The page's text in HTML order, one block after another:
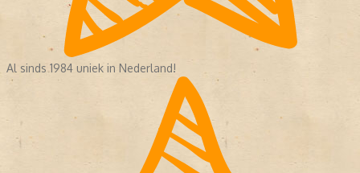
Al sinds 1984 uniek in Nederland!